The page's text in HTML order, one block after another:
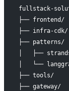
fullstack-
├──
├── infra-
├── patterns/
│   ├──
│   └──
├── tools/
├── gateway/